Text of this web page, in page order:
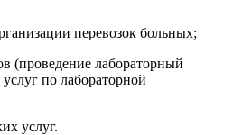
перевозок больных;
(проведение лабораторный
по лабораторной
услуг.